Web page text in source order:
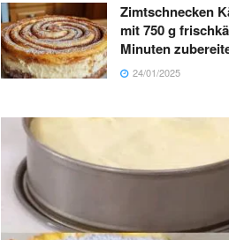
Zimtschnecken
mit 750 g
Minuten
24/01/2025